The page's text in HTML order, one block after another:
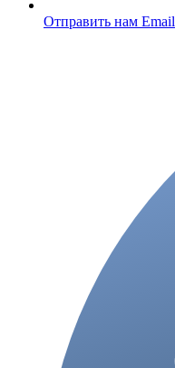
Отправить нам Email